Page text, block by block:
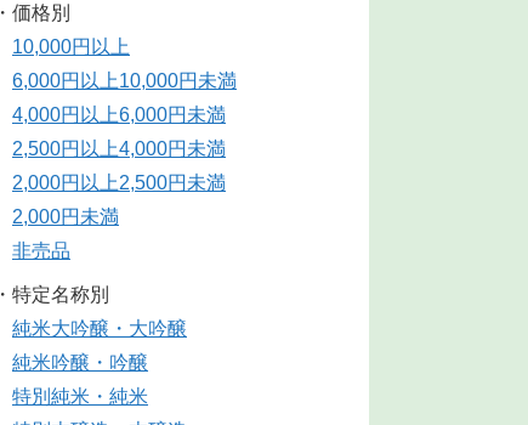
・価格別
10,000円以上
6,000円以上10,000円未満
4,000円以上6,000円未満
2,500円以上4,000円未満
2,000円以上2,500円未満
2,000円未満
非売品
・特定名称別
純米大吟醸・大吟醸
純米吟醸・吟醸
特別純米・純米